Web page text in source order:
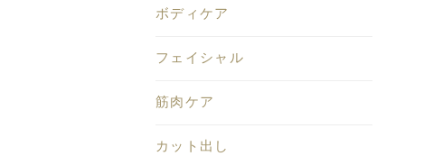
ボディケア
フェイシャル
筋肉ケア
カット出し